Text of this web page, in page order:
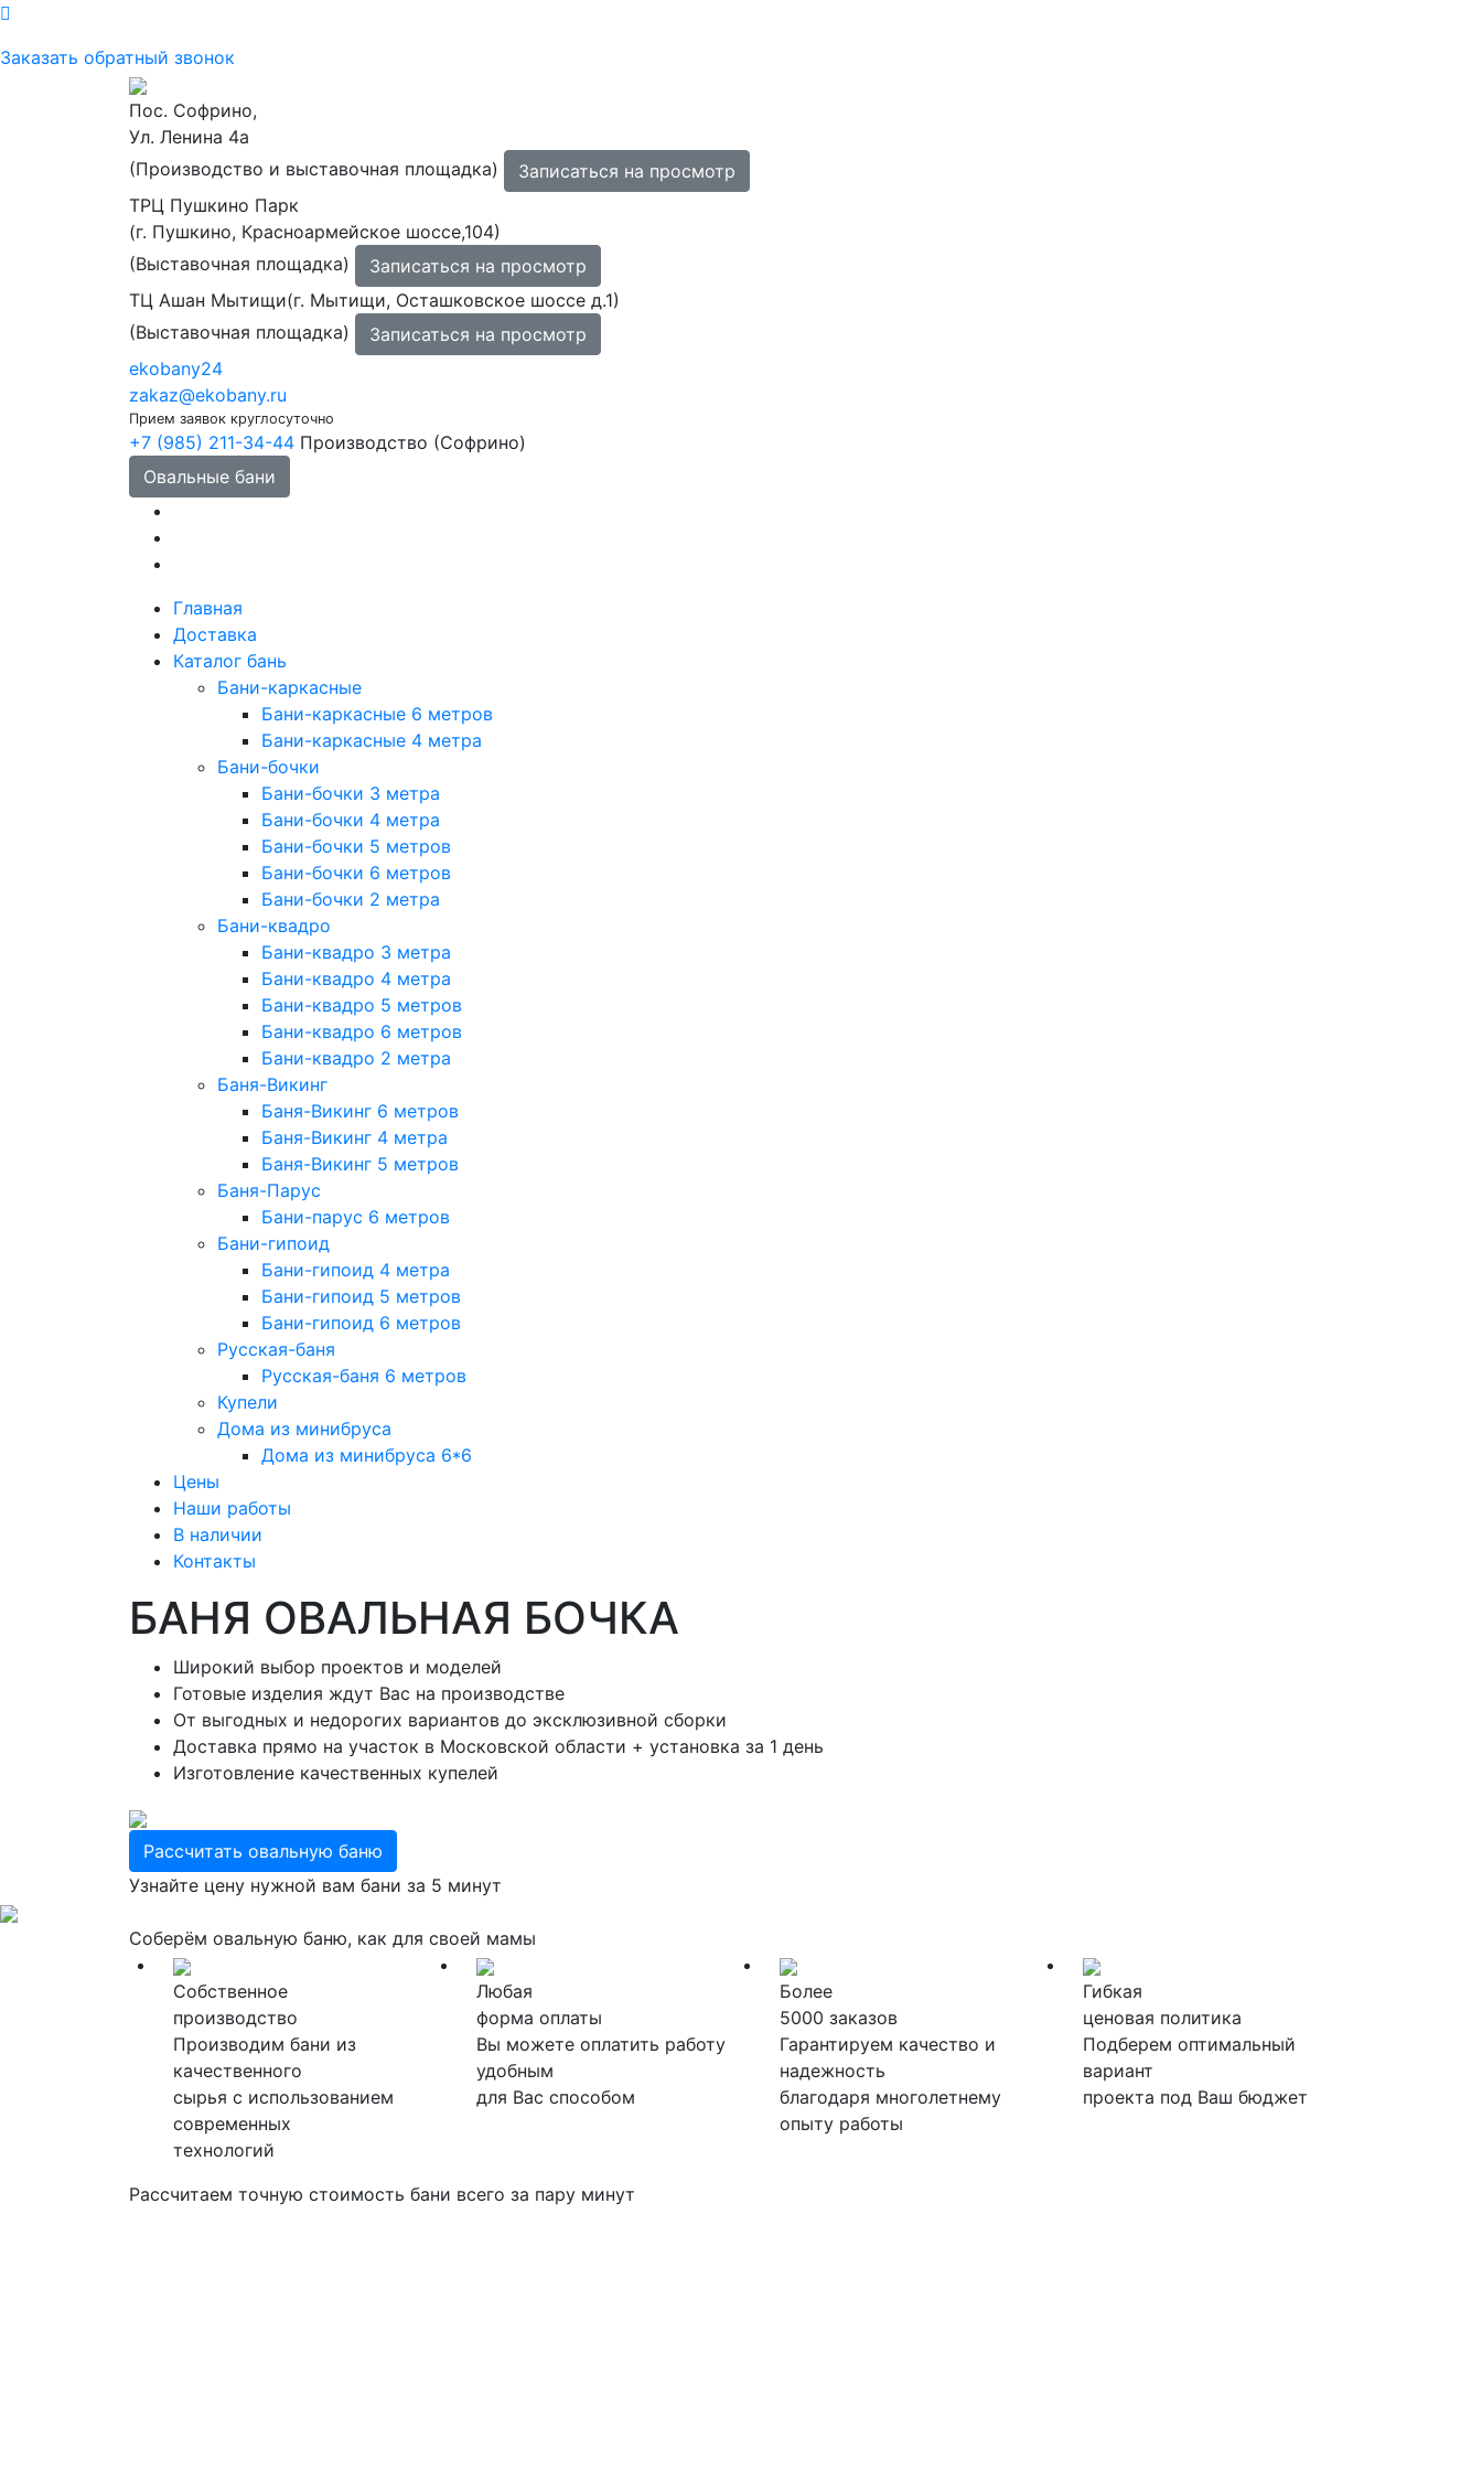
Заказать обратный звонок
Пос. Софрино,
Ул. Ленина 4а
(Производство и выставочная площадка)
Записаться на просмотр
ТРЦ Пушкино Парк
(г. Пушкино, Красноармейское шоссе,104)
(Выставочная площадка)
Записаться на просмотр
ТЦ Ашан Мытищи(г. Мытищи, Осташковское шоссе д.1)
(Выставочная площадка)
Записаться на просмотр
ekobany24
zakaz@ekobany.ru
Прием заявок круглосуточно
+7 (985) 211-34-44 Производство (Софрино)
Овальные бани
Главная
Доставка
Каталог бань
Бани-каркасные
Бани-каркасные 6 метров
Бани-каркасные 4 метра
Бани-бочки
Бани-бочки 3 метра
Бани-бочки 4 метра
Бани-бочки 5 метров
Бани-бочки 6 метров
Бани-бочки 2 метра
Бани-квадро
Бани-квадро 3 метра
Бани-квадро 4 метра
Бани-квадро 5 метров
Бани-квадро 6 метров
Бани-квадро 2 метра
Баня-Викинг
Баня-Викинг 6 метров
Баня-Викинг 4 метра
Баня-Викинг 5 метров
Баня-Парус
Бани-парус 6 метров
Бани-гипоид
Бани-гипоид 4 метра
Бани-гипоид 5 метров
Бани-гипоид 6 метров
Русская-баня
Русская-баня 6 метров
Купели
Дома из минибруса
Дома из минибруса 6*6
Цены
Наши работы
В наличии
Контакты
БАНЯ ОВАЛЬНАЯ БОЧКА
Широкий выбор проектов и моделей
Готовые изделия ждут Вас на производстве
От выгодных и недорогих вариантов до эксклюзивной сборки
Доставка прямо на участок в Московской области + установка за 1 день
Изготовление качественных купелей
Рассчитать овальную баню
Узнайте цену нужной вам бани за 5 минут
Соберём овальную баню, как для своей мамы
Собственное
производство
Производим бани из
качественного
сырья с использованием
современных
технологий
Любая
форма оплаты
Вы можете оплатить работу
удобным
для Вас способом
Более
5000 заказов
Гарантируем качество и
надежность
благодаря многолетнему
опыту работы
Гибкая
ценовая политика
Подберем оптимальный
вариант
проекта под Ваш бюджет
Рассчитаем точную стоимость бани всего за пару минут